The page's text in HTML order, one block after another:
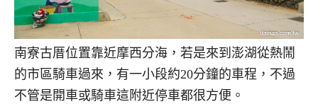
南寮古厝位置靠近摩西分海，若是來到澎湖從熱鬧
的市區騎車過來，有一小段約20分鐘的車程，不過
不管是開車或騎車這附近停車都很方便。